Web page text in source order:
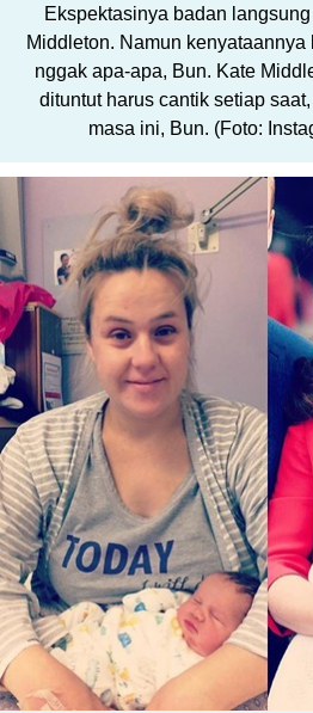
Ekspektasinya badan
Middleton. Namun kenyataannya
nggak apa-apa, Bun. Kate
dituntut harus cantik setiap
masa ini, Bun. (Foto: